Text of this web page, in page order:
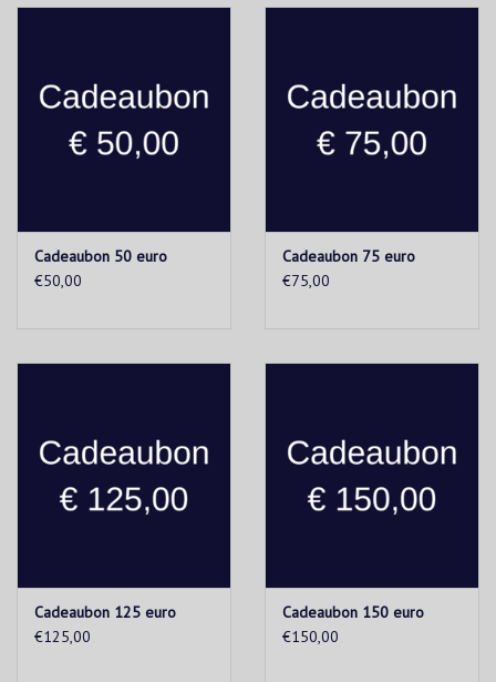
Cadeaubon 50 euro
€50,00
Cadeaubon 75 euro
€75,00
Cadeaubon 125 euro
€125,00
Cadeaubon 150 euro
€150,00